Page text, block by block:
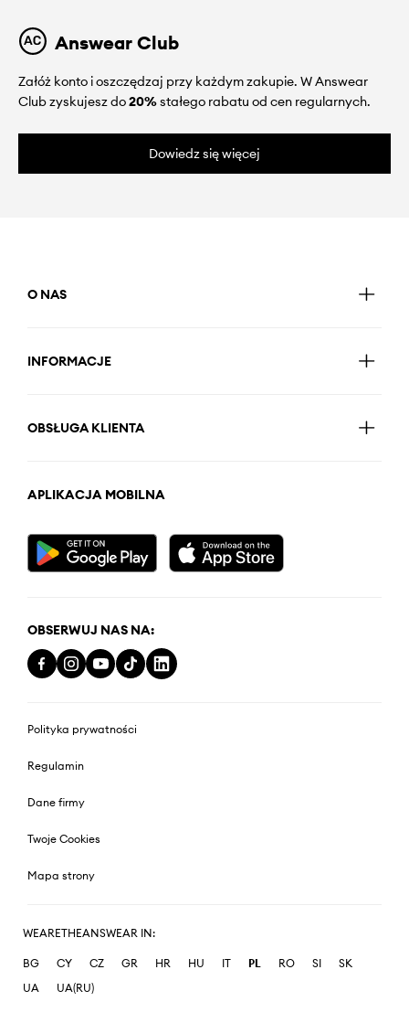
Answear Club
Załóż konto i oszczędzaj przy każdym zakupie. W Answear
Club zyskujesz do20%stałego rabatu od cen regularnych.
Dowiedz się więcej
O NAS
INFORMACJE
OBSŁUGA KLIENTA
APLIKACJA MOBILNA
OBSERWUJ NAS NA:
Polityka prywatności
Regulamin
Dane firmy
Twoje Cookies
Mapa strony
WEARETHEANSWEAR IN:
BG CY CZ GR HR HU IT PL RO SI
SK
UA
UA(RU)